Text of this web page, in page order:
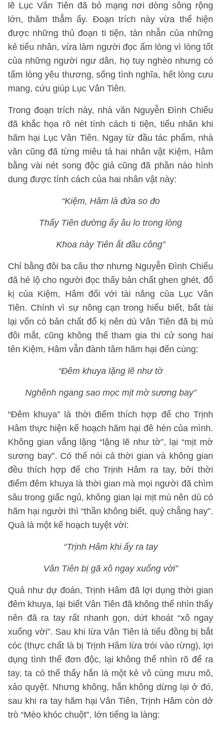
lẽ Lục Vân Tiên đã bỏ mạng nơi dòng sông rộng
lớn, thăm thẳm ấy. Đoạn trích này vừa thể hiện
được những thủ đoạn ti tiện, tàn nhẫn của những
kẻ tiểu nhân, vừa làm người đọc ấm lòng vì lòng tốt
của những người ngư dân, họ tuy nghèo nhưng có
tấm lòng yêu thương, sống tình nghĩa, hết lòng cưu
mang, cứu giúp Lục Vân Tiên.
Trong đoạn trích này, nhà văn Nguyễn Đình Chiểu
đã khắc họa rõ nét tính cách ti tiện, tiểu nhân khi
hãm hại Lục Vân Tiên. Ngay từ đầu tác phẩm, nhà
văn cũng đã từng miêu tả hai nhân vật Kiệm, Hâm
bằng vài nét song độc giả cũng đã phần nào hình
dung được tính cách của hai nhân vật này:
“Kiệm, Hâm là đứa so đo
Thấy Tiên dường ấy âu lo trong lòng
Khoa này Tiên ắt đầu công”
Chỉ bằng đôi ba câu thơ nhưng Nguyễn Đình Chiểu
đã hé lộ cho người đọc thấy bản chất ghen ghét, đố
kị của Kiệm, Hâm đối với tài năng của Lục Vân
Tiên. Chính vì sự nông cạn trong hiểu biết, bất tài
lại vốn có bản chất đố kị nên dù Vân Tiên đã bị mù
đôi mắt, cũng không thể tham gia thi cử song hai
tên Kiệm, Hâm vẫn đành tâm hãm hại đến cùng:
“Đêm khuya lặng lẽ như tờ
Nghênh ngang sao mọc mịt mờ sương bay”
“Đêm khuya” là thời điểm thích hợp để cho Trịnh
Hâm thực hiện kế hoạch hãm hại đê hèn của mình.
Không gian vắng lặng “lặng lẽ như tờ”, lại “mịt mờ
sương bay”. Có thể nói cả thời gian và không gian
đều thích hợp để cho Trịnh Hâm ra tay, bởi thời
điểm đêm khuya là thời gian mà mọi người đã chìm
sâu trong giấc ngủ, không gian lại mịt mù nên dù có
hãm hại người thì “thần không biết, quỷ chẳng hay”.
Quả là một kế hoạch tuyệt vời:
“Trịnh Hâm khi ấy ra tay
Vân Tiên bị gã xô ngay xuống vời”
Quả như dự đoán, Trịnh Hâm đã lợi dụng thời gian
đêm khuya, lại biết Vân Tiên đã không thể nhìn thấy
nên đã ra tay rất nhanh gọn, dứt khoát “xô ngay
xuống vời”. Sau khi lừa Vân Tiên là tiểu đồng bị bắt
cóc (thực chất là bị Trịnh Hâm lừa trói vào rừng), lợi
dụng tình thế đơn độc, lại không thể nhìn rõ để ra
tay, ta có thể thấy hắn là một kẻ vô cùng mưu mô,
xảo quyệt. Nhưng không, hắn không dừng lại ở đó,
sau khi ra tay hãm hại Vân Tiên, Trịnh Hâm còn dở
trò “Mèo khóc chuột”, lớn tiếng la làng: